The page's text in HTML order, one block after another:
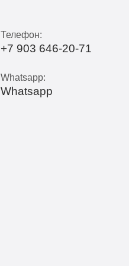
Телефон:
+7 903 646-20-71
Whatsapp:
Whatsapp